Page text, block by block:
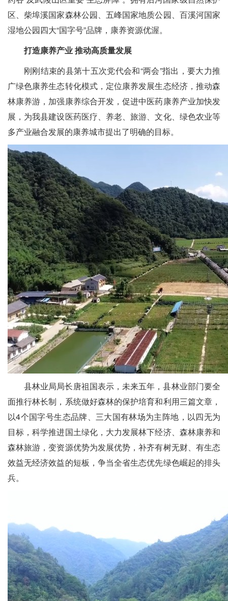
区、柴埠溪国家森林公园、五峰国家地质公园、百溪河国家
湿地公园四大“国字号”品牌，康养资源优渥。
打造康养产业 推动高质量发展
刚刚结束的县第十五次党代会和“两会”指出，要大力推
广绿色康养生态转化模式，定位康养发展生态经济，推动森
林康养游，加强康养综合开发，促进中医药康养产业加快发
展，为我县建设医药医疗、养老、旅游、文化、绿色农业等
多产业融合发展的康养城市提出了明确的目标。
县林业局局长唐祖国表示，未来五年，县林业部门要全
面推行林长制，系统做好森林的保护培育和利用三篇文章，
以4个国字号生态品牌、三大国有林场为主阵地，以四无为
目标，科学推进国土绿化，大力发展林下经济、森林康养和
森林旅游，变资源优势为发展优势，补齐有树无财、有生态
效益无经济效益的短板，争当全省生态优先绿色崛起的排头
兵。